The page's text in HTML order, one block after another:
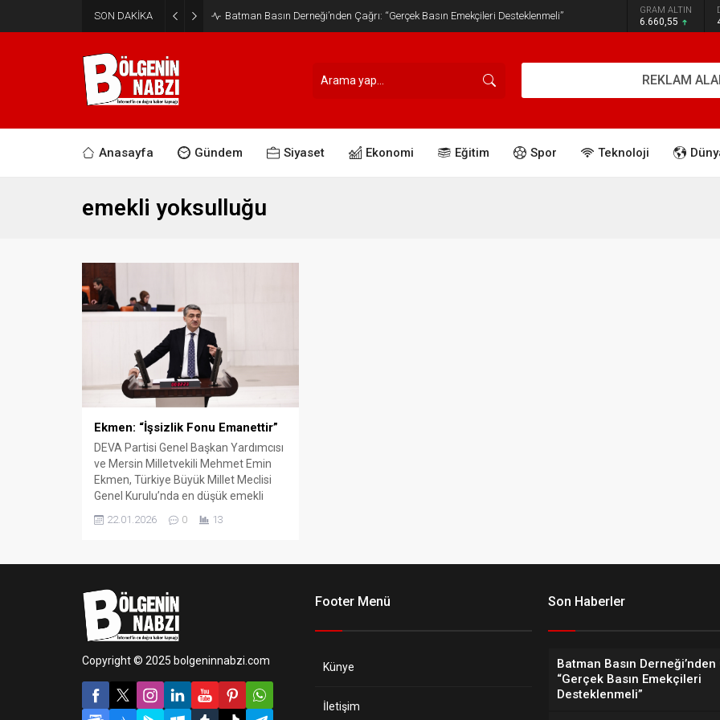
SON DAKİKA Batman Basın Derneği’nden Çağrı: “Gerçek Basın Emekçileri Desteklenmeli” GRAM ALTIN
6.660,55
REKLAM
Anasayfa Gündem Siyaset Ekonomi Eğitim Spor Teknoloji
emekli yoksulluğu
Ekmen: “İşsizlik Fonu Emanettir”
DEVA Partisi Genel Başkan Yardımcısı
ve Mersin Milletvekili Mehmet Emin
Ekmen, Türkiye Büyük Millet Meclisi
Genel Kurulu’nda en düşük emekli
teklifi görüşmelerinde söz aldı.
22.01.2026 0 13
Copyright © 2025 bolgeninnabzi.com
Footer Menü
Künye
İletişim
Son Haberler
Batman Basın Derneği’nden
“Gerçek Basın Emekçileri
Desteklenmeli”